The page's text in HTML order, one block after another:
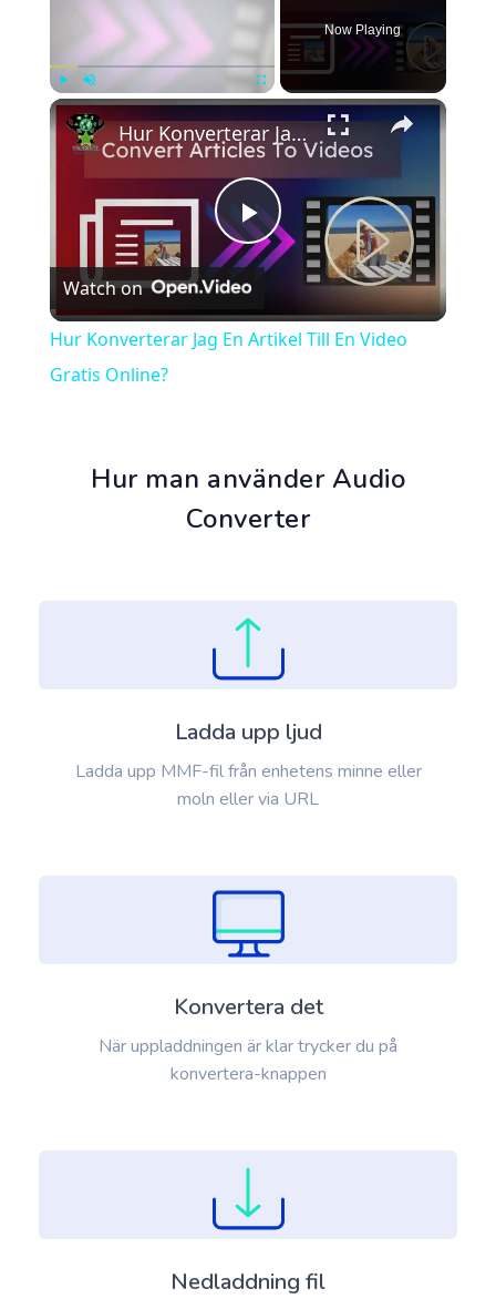
Play Unmute Fullscreen
Now Playing
×
Play
Video
Hur Konverterar Jag En Artikel Till En Video Gratis Online?
Watch on
Hur Konverterar Jag En Artikel Till En Video
Gratis Online?
Hur man använder Audio
Converter
Ladda upp ljud
Ladda upp MMF-fil från enhetens minne eller
moln eller via URL
Konvertera det
När uppladdningen är klar trycker du på
konvertera-knappen
Nedladdning fil